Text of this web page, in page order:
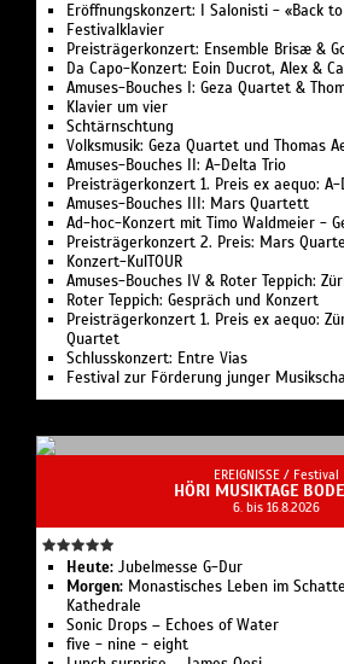
Eröffnungskonzert: I Salonisti - «Back
Festivalklavier
Preisträgerkonzert: Ensemble Brisæ &
Da Capo-Konzert: Eoin Ducrot, Alex &
Amuses-Bouches I: Geza Quartet &
Klavier um vier
Schtärnschtung
Volksmusik: Geza Quartet und Thomas
Amuses-Bouches II: A-Delta Trio
Preisträgerkonzert 1. Preis ex aequo: A-
Amuses-Bouches III: Mars Quartett
Ad-hoc-Konzert mit Timo Waldmeier -
Preisträgerkonzert 2. Preis: Mars
Konzert-KulTOUR
Amuses-Bouches IV & Roter Teppich:
Roter Teppich: Gespräch und Konzert
Preisträgerkonzert 1. Preis ex aequo:
Quartet
Schlusskonzert: Entre Vias
Festival zur Förderung junger
EREIGNISSE / Festival
HÖRI MUSIKTAGE
6. bis 16.8.2026
Heute: Jubelmesse G-Dur
Morgen: Monastisches Leben im
Kathedrale‍
Sonic Drops – Echoes of Water
five - nine - eight‍